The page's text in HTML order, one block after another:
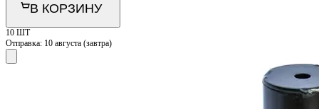
В КОРЗИНУ
10 ШТ
Отправка: 10 августа (завтра)